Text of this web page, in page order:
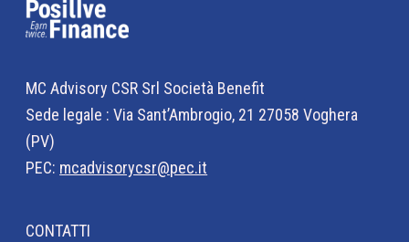
MC Advisory CSR Srl Società Benefit
Sede legale : Via Sant’Ambrogio, 21 27058 Voghera
(PV)
PEC: mcadvisorycsr@pec.it
CONTATTI